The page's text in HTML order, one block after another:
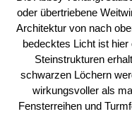
oder übertriebene
Architektur von nach
bedecktes Licht ist
Steinstrukturen
schwarzen Löchern
wirkungsvoller als
Fensterreihen und